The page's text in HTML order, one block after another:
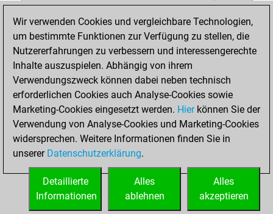
Matt auf vollem Brett
0
Bauer setzt Matt
0
Erstickte Matts
Unterverwandlungen
Türme auf der siebten
0
STARTSEITE
Wir verwenden Cookies und vergleichbare Technologien,
um bestimmte Funktionen zur Verfügung zu stellen, die
Nutzererfahrungen zu verbessern und interessengerechte
Inhalte auszuspielen. Abhängig von ihrem
Verwendungszweck können dabei neben technisch
erforderlichen Cookies auch Analyse-Cookies sowie
Marketing-Cookies eingesetzt werden. Hierkönnen Sie der
Verwendung von Analyse-Cookies und Marketing-Cookies
widersprechen. Weitere Informationen finden Sie in
unserer Datenschutzerklärung.
Alles
akzeptieren
Alles
ablehnen
Detaillierte
Informationen